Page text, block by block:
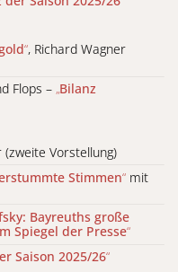
“, Richard Wagner
Flops – „Bilanz
(zweite Vorstellung)
Stimmen“ mit
Bayreuths große
Spiegel der Presse“
Saison 2025/26“